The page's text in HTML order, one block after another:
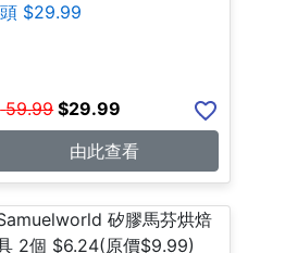
頭 $29.99
59.99 $29.99
由此查看